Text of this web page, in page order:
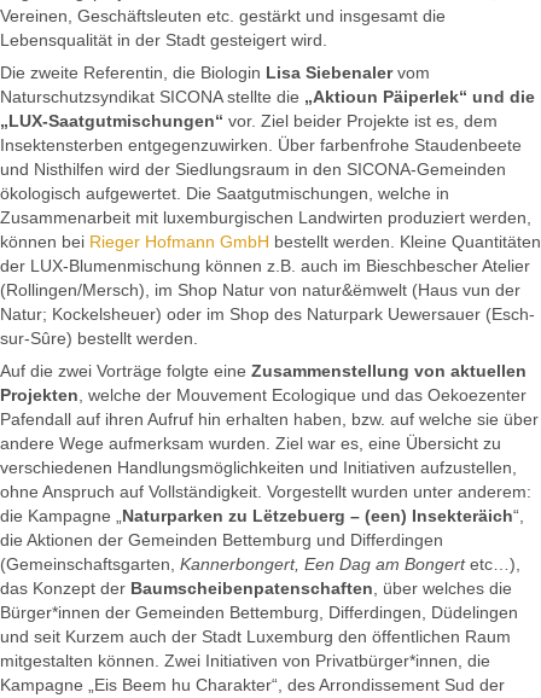
Vereinen, Geschäftsleuten etc. gestärkt und insgesamt die
Lebensqualität in der Stadt gesteigert wird.
Die zweite Referentin, die Biologin Lisa Siebenalervom
Naturschutzsyndikat SICONA stellte die „Aktioun Päiperlek“ und die
„LUX-Saatgutmischungen“ vor. Ziel beider Projekte ist es, dem
Insektensterben entgegenzuwirken. Über farbenfrohe Staudenbeete
und Nisthilfen wird der Siedlungsraum in den SICONA-Gemeinden
ökologisch aufgewertet. Die Saatgutmischungen, welche in
Zusammenarbeit mit luxemburgischen Landwirten produziert werden,
können bei Rieger Hofmann GmbH bestellt werden. Kleine Quantitäten
der LUX-Blumenmischung können z.B. auch im Bieschbescher Atelier
(Rollingen/Mersch), im Shop Natur von natur&ëmwelt (Haus vun der
Natur; Kockelsheuer) oder im Shop des Naturpark Uewersauer (Esch-
sur-Sûre) bestellt werden.
Auf die zwei Vorträge folgte eine Zusammenstellung von aktuellen
Projekten, welche der Mouvement Ecologique und das Oekoezenter
Pafendall auf ihren Aufruf hin erhalten haben, bzw. auf welche sie über
andere Wege aufmerksam wurden. Ziel war es, eine Übersicht zu
verschiedenen Handlungsmöglichkeiten und Initiativen aufzustellen,
ohne Anspruch auf Vollständigkeit. Vorgestellt wurden unter anderem:
die Kampagne „Naturparken zu Lëtzebuerg – (een) Insekteräich“,
die Aktionen der Gemeinden Bettemburg und Differdingen
(Gemeinschaftsgarten, Kannerbongert, Een Dag am Bongertetc…),
das Konzept der Baumscheibenpatenschaften, über welches die
Bürger*innen der Gemeinden Bettemburg, Differdingen, Düdelingen
und seit Kurzem auch der Stadt Luxemburg den öffentlichen Raum
mitgestalten können. Zwei Initiativen von Privatbürger*innen, die
Kampagne „Eis Beem hu Charakter“, des Arrondissement Sud der